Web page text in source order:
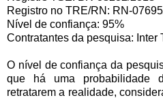
Registro no TRE/RN:
Nível de confiança: 95%
Contratantes da pesquisa: Inter
O nível de confiança da
que há uma probabilidade
retratarem a realidade,